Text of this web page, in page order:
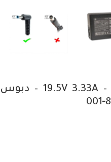
شاحن HP أصلي 65 واط – 19.5V 3.33A – دبوس